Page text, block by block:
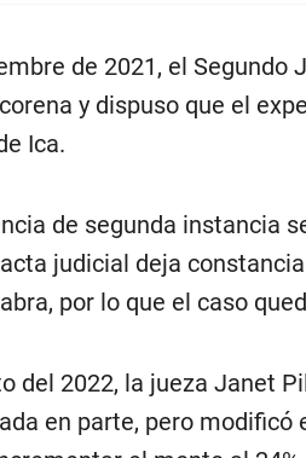
de 2021, el Segundo
y dispuso que el
Ica.
de segunda instancia
judicial deja
por lo que el caso
del 2022, la jueza Janet
en parte, pero